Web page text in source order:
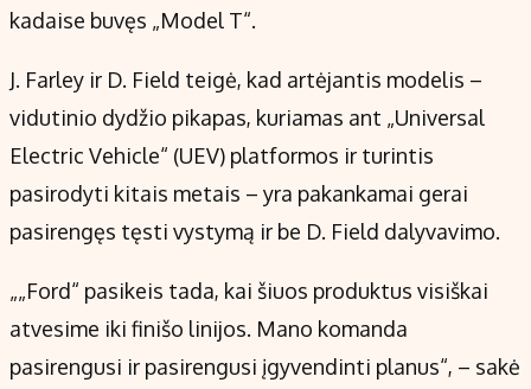
kadaise buvęs „Model T“.
J. Farley ir D. Field teigė, kad artėjantis modelis –
vidutinio dydžio pikapas, kuriamas ant „Universal
Electric Vehicle“ (UEV) platformos ir turintis
pasirodyti kitais metais – yra pakankamai gerai
pasirengęs tęsti vystymą ir be D. Field dalyvavimo.
„„Ford“ pasikeis tada, kai šiuos produktus visiškai
atvesime iki finišo linijos. Mano komanda
pasirengusi ir pasirengusi įgyvendinti planus“, – sakė